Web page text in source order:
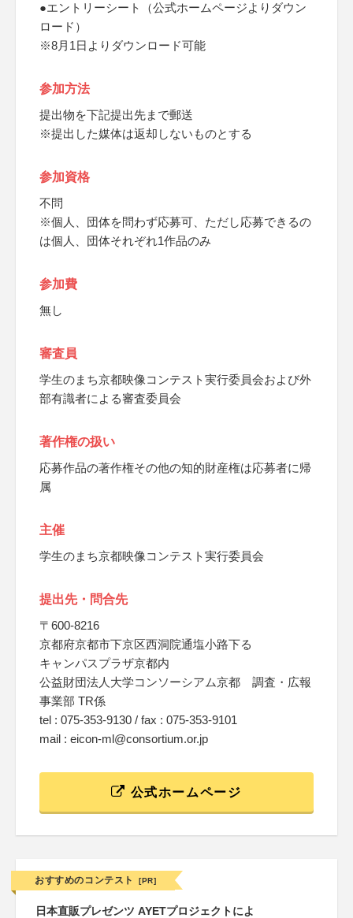
●エントリーシート（公式ホームページよりダウン
ロード）
※8月1日よりダウンロード可能
参加方法
提出物を下記提出先まで郵送
※提出した媒体は返却しないものとする
参加資格
不問
※個人、団体を問わず応募可、ただし応募できるの
は個人、団体それぞれ1作品のみ
参加費
無し
審査員
学生のまち京都映像コンテスト実行委員会および外
部有識者による審査委員会
著作権の扱い
応募作品の著作権その他の知的財産権は応募者に帰
属
主催
学生のまち京都映像コンテスト実行委員会
提出先・問合先
〒600-8216
京都府京都市下京区西洞院通塩小路下る
キャンパスプラザ京都内
公益財団法人大学コンソーシアム京都 調査・広報
事業部 TR係
tel : 075-353-9130 / fax : 075-353-9101
mail : eicon-ml@consortium.or.jp
公式ホームページ
おすすめのコンテスト [PR]
日本直販プレゼンツ AYETプロジェクトによ